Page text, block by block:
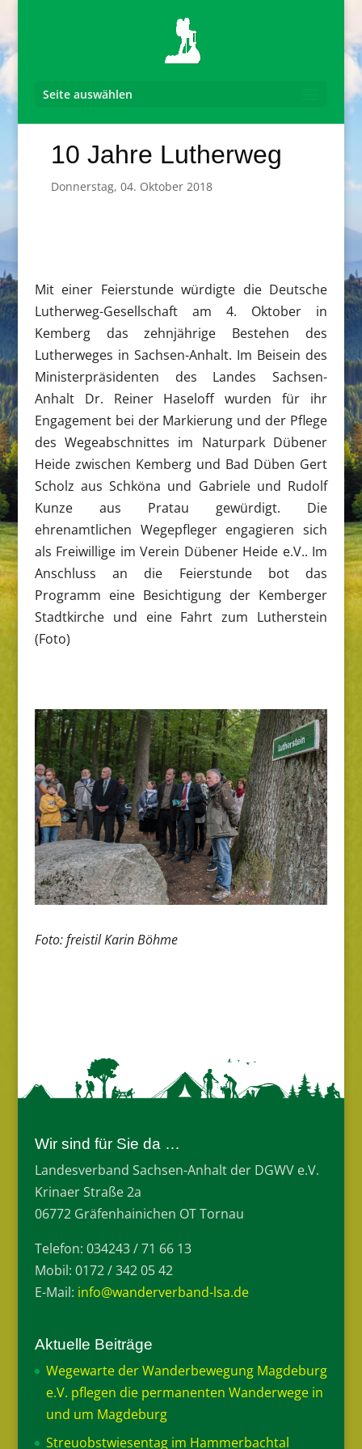
Seite auswählen
10 Jahre Lutherweg
Donnerstag, 04. Oktober 2018
Mit einer Feierstunde würdigte die Deutsche
Lutherweg-Gesellschaft am 4. Oktober in
Kemberg das zehnjährige Bestehen des
Lutherweges in Sachsen-Anhalt. Im Beisein des
Ministerpräsidenten des Landes Sachsen-
Anhalt Dr. Reiner Haseloff wurden für ihr
Engagement bei der Markierung und der Pflege
des Wegeabschnittes im Naturpark Dübener
Heide zwischen Kemberg und Bad Düben Gert
Scholz aus Schköna und Gabriele und Rudolf
Kunze aus Pratau gewürdigt. Die
ehrenamtlichen Wegepfleger engagieren sich
als Freiwillige im Verein Dübener Heide e.V.. Im
Anschluss an die Feierstunde bot das
Programm eine Besichtigung der Kemberger
Stadtkirche und eine Fahrt zum Lutherstein
(Foto)
Foto: freistil Karin Böhme
Wir sind für Sie da …
Landesverband Sachsen-Anhalt der DGWV e.V.
Krinaer Straße 2a
06772 Gräfenhainichen OT Tornau
Telefon: 034243 / 71 66 13
Mobil: 0172 / 342 05 42
E-Mail: info@wanderverband-lsa.de
Aktuelle Beiträge
Wegewarte der Wanderbewegung Magdeburg
e.V. pflegen die permanenten Wanderwege in
und um Magdeburg
Streuobstwiesentag im Hammerbachtal